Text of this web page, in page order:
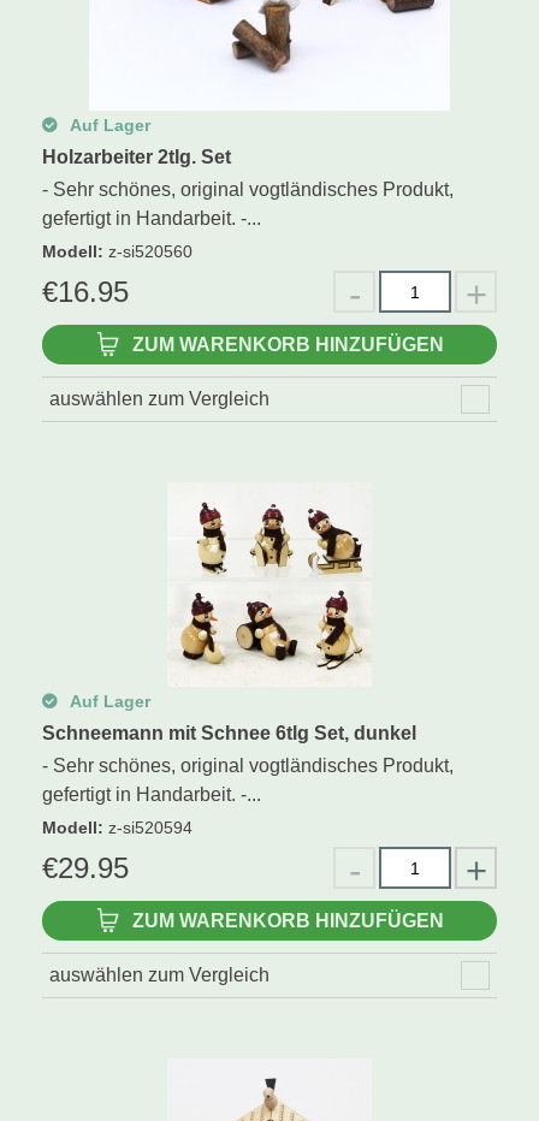
Auf Lager
Holzarbeiter 2tlg. Set
- Sehr schönes, original vogtländisches Produkt,
gefertigt in Handarbeit. -...
Modell: z-si520560
€16.95
ZUM WARENKORB HINZUFÜGEN
auswählen zum Vergleich
Auf Lager
Schneemann mit Schnee 6tlg Set, dunkel
- Sehr schönes, original vogtländisches Produkt,
gefertigt in Handarbeit. -...
Modell: z-si520594
€29.95
ZUM WARENKORB HINZUFÜGEN
auswählen zum Vergleich